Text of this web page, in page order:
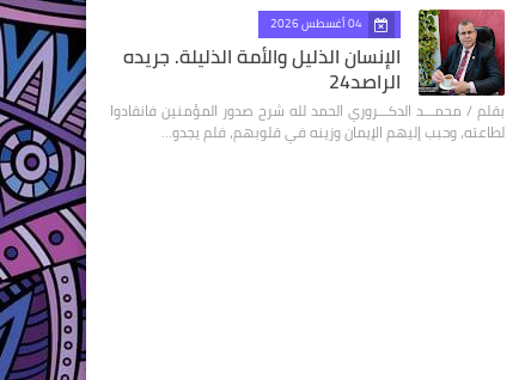
04 أغسطس 2026
الإنسان الذليل والأمة الذليلة. جريده
الراصد24
بقلم / محمـــد الدكـــروري الحمد لله شرح صدور المؤمنين فانقادوا
لطاعته، وحبب إليهم الإيمان وزينه في قلوبهم، فلم يجدو…